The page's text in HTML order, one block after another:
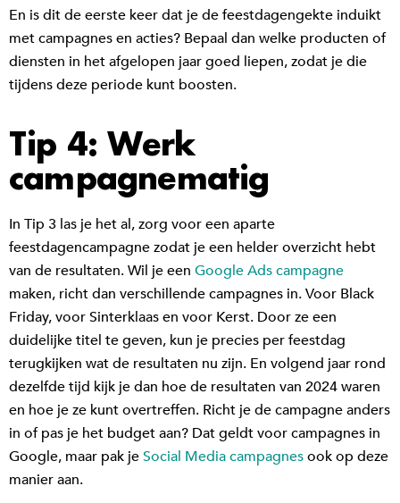
En is dit de eerste keer dat je de feestdagengekte induikt
met campagnes en acties? Bepaal dan welke producten of
diensten in het afgelopen jaar goed liepen, zodat je die
tijdens deze periode kunt boosten.
Tip 4: Werk
campagnematig
In Tip 3 las je het al, zorg voor een aparte
feestdagencampagne zodat je een helder overzicht hebt
van de resultaten. Wil je een Google Ads campagne
maken, richt dan verschillende campagnes in. Voor Black
Friday, voor Sinterklaas en voor Kerst. Door ze een
duidelijke titel te geven, kun je precies per feestdag
terugkijken wat de resultaten nu zijn. En volgend jaar rond
dezelfde tijd kijk je dan hoe de resultaten van 2024 waren
en hoe je ze kunt overtreffen. Richt je de campagne anders
in of pas je het budget aan? Dat geldt voor campagnes in
Google, maar pak jeSocial Media campagnesook op deze
manier aan.